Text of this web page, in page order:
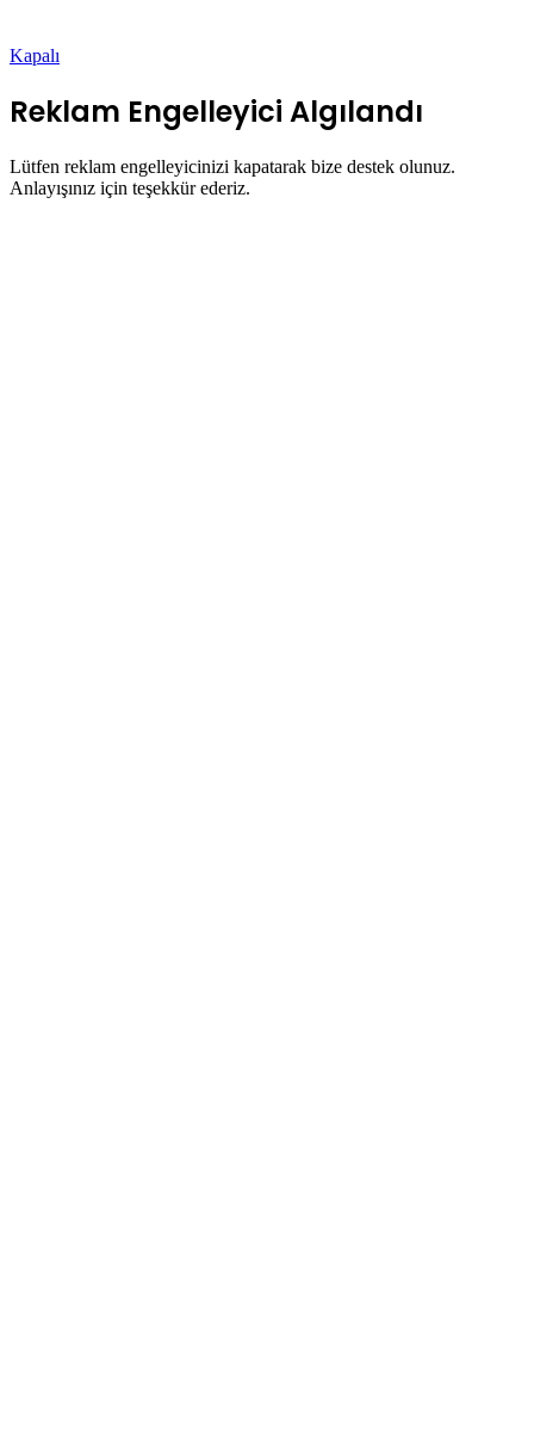
Kapalı
Reklam Engelleyici Algılandı
Lütfen reklam engelleyicinizi kapatarak bize destek olunuz.
Anlayışınız için teşekkür ederiz.